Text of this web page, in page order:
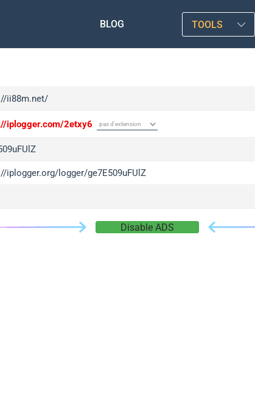
BLOG TOOLS
ii88m.net/
iplogger.com/2etxy6
iplogger.org/logger/ge7E509uFUlZ
Disable ADS